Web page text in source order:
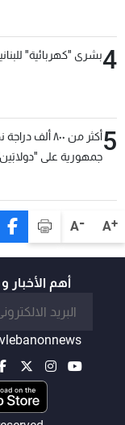
A+
A-
4بشرى "كهربائية"
5
أكثر من ٨٠٠
جمهورية على
أهم الأخبار